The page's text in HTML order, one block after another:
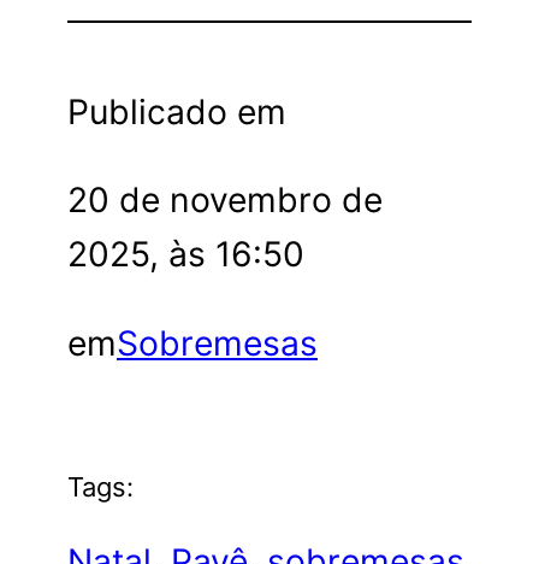
Publicado em
20 de novembro de
2025, às 16:50
emSobremesas
Tags: